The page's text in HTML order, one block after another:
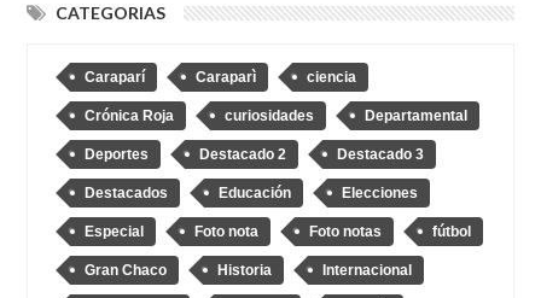
CATEGORIAS
Caraparí Caraparì ciencia
Crónica Roja curiosidades Departamental
Deportes Destacado 2 Destacado 3
Destacados Educación Elecciones
Especial Foto nota Foto notas fútbol
Gran Chaco Historia Internacional